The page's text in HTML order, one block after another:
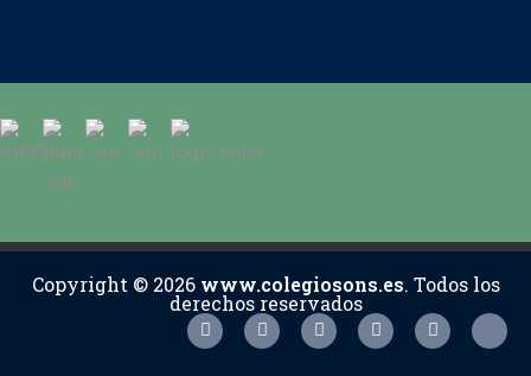
Copyright © 2026 www.colegiosons.es. Todos los
derechos reservados